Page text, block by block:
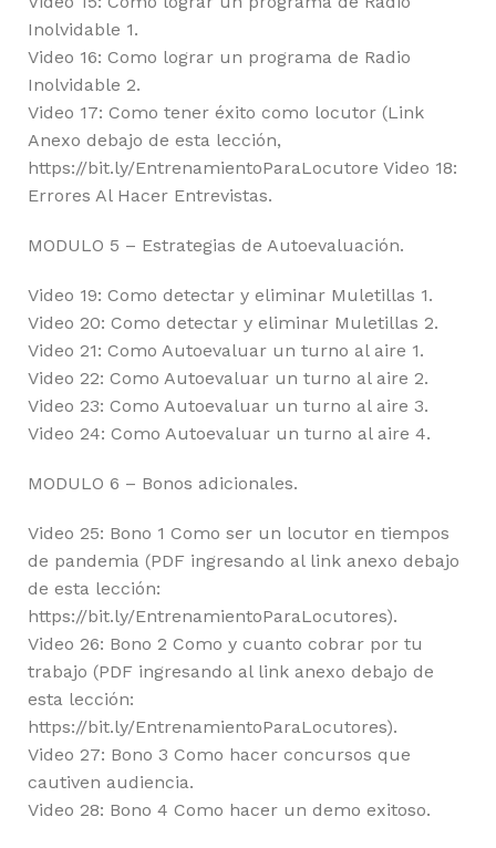
Inolvidable 1.
Video 16: Como lograr un programa de Radio
Inolvidable 2.
Video 17: Como tener éxito como locutor (Link
Anexo debajo de esta lección,
https://bit.ly/EntrenamientoParaLocutore Video 18:
Errores Al Hacer Entrevistas.
MODULO 5 – Estrategias de Autoevaluación.
Video 19: Como detectar y eliminar Muletillas 1.
Video 20: Como detectar y eliminar Muletillas 2.
Video 21: Como Autoevaluar un turno al aire 1.
Video 22: Como Autoevaluar un turno al aire 2.
Video 23: Como Autoevaluar un turno al aire 3.
Video 24: Como Autoevaluar un turno al aire 4.
MODULO 6 – Bonos adicionales.
Video 25: Bono 1 Como ser un locutor en tiempos
de pandemia (PDF ingresando al link anexo debajo
de esta lección:
https://bit.ly/EntrenamientoParaLocutores).
Video 26: Bono 2 Como y cuanto cobrar por tu
trabajo (PDF ingresando al link anexo debajo de
esta lección:
https://bit.ly/EntrenamientoParaLocutores).
Video 27: Bono 3 Como hacer concursos que
cautiven audiencia.
Video 28: Bono 4 Como hacer un demo exitoso.